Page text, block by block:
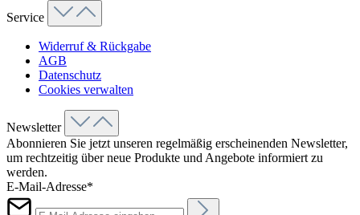
Service
Widerruf & Rückgabe
AGB
Datenschutz
Cookies verwalten
Newsletter
Abonnieren Sie jetzt unseren regelmäßig erscheinenden Newsletter,
um rechtzeitig über neue Produkte und Angebote informiert zu
werden.
E-Mail-Adresse*